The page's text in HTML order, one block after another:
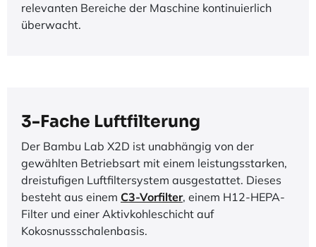
relevanten Bereiche der Maschine kontinuierlich
überwacht.